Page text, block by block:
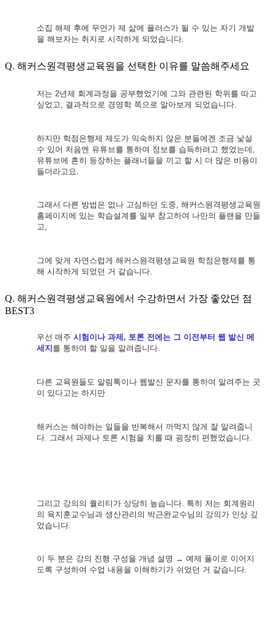
소집 해제 후에 무언가 제 삶에 플러스가 될 수 있는 자기 개발
을 해보자는 취지로 시작하게 되었습니다.
Q. 해커스원격평생교육원을 선택한 이유를 말씀해주세요
저는 2년제 회계과정을 공부했었기에 그와 관련된 학위를 따고
싶었고
결과적으로 경영학 쪽으로 알아보게 되었습니다.
하지만 학점은행제 제도가 익숙하지 않은 분들에겐 조금 낯설
수 있어 처음엔 유튜브를 통하여 정보를 습득하려고 했었는데
유튜브에 흔히 등장하는 플래너들을 끼고 할 시 더 많은 비용이
들더라고요.
그래서 다른 방법은 없나 고심하던 도중, 해커스원격평생교육원
홈페이지에 있는 학습설계를 일부 참고하여 나만의 플랜을 만들
고,
그에 맞게 자연스럽게 해커스원격평생교육원 학점은행제를 통
해 시작하게 되었던 거 같습니다.
Q. 해커스원격평생교육원에서 수강하면서 가장 좋았던 점
BEST3
우선 매주 시험이나 과제 , 토론 전에는 그 이전부터 웹 발신 메
세지 를 통하여 할 일을 알려줍니다.
다른 교육원들도 알림톡이나 웹발신 문자를 통하여 알려주는 곳
이 있다고는 하지만
해커스는 해야하는 일들을 반복해서 까먹지 않게 잘 알려줍니
다. 그래서 과제나 토론 시험을 치를 때 굉장히 편했었습니다.
그리고 강의의 퀄리티가 상당히 높습니다. 특히 저는 회계원리
의 육지훈교수님과 생산관리의 박근완교수님의 강의가 인상 깊
었습니다.
이 두 분은 강의 진행 구성을 개념 설명 → 예제 풀이로 이어지
도록 구성하여 수업 내용을 이해하기가 쉬었던 거 같습니다.